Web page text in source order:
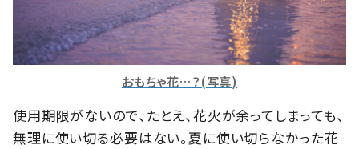
おもちゃ花…？(写真)
使用期限がないので、たとえ、花火が余ってしまっても、
無理に使い切る必要はない。夏に使い切らなかった花